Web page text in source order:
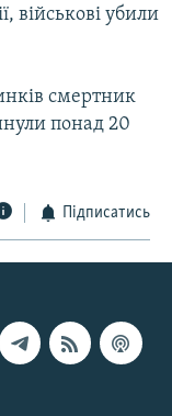
військові убили
смертник
понад 20
Підписатись